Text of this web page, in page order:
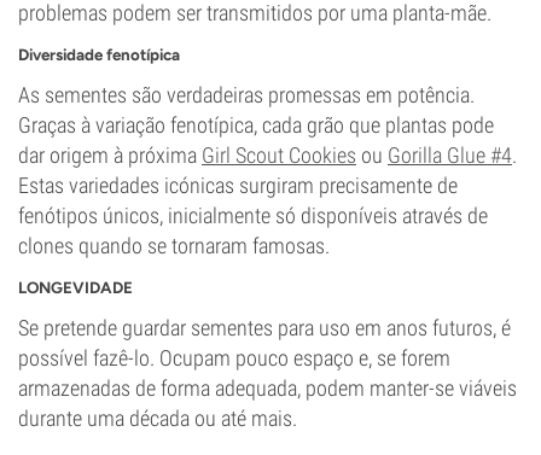
problemas podem ser transmitidos por uma planta-mãe.
Diversidade fenotípica
As sementes são verdadeiras promessas em potência.
Graças à variação fenotípica, cada grão que plantas pode
dar origem à próxima Girl Scout Cookies ou Gorilla Glue #4.
Estas variedades icónicas surgiram precisamente de
fenótipos únicos, inicialmente só disponíveis através de
clones quando se tornaram famosas.
LONGEVIDADE
Se pretende guardar sementes para uso em anos futuros, é
possível fazê-lo. Ocupam pouco espaço e, se forem
armazenadas de forma adequada, podem manter-se viáveis
durante uma década ou até mais.